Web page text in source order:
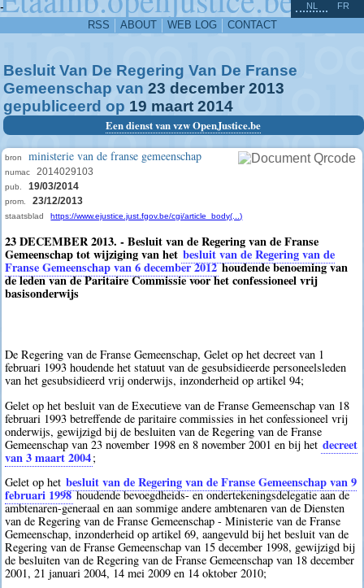
-
RSS ABOUT WEB LOG CONTACT
NL FR
Besluit Van De Regering Van De Franse
Gemeenschap van 23 december 2013
gepubliceerd op 19 maart 2014
Een dienst van vzw OpenJustice.be
bron ministerie van de franse gemeenschap
numac 2014029103
pub. 19/03/2014
prom. 23/12/2013
staatsblad https://www.ejustice.just.fgov.be/cgi/article_body(...)
23 DECEMBER 2013. - Besluit van de Regering van de Franse
Gemeenschap tot wijziging van het besluit van de Regering van de
Franse Gemeenschap van 6 december 2012houdende benoeming van
de leden van de Paritaire Commissie voor het confessioneel vrij
basisonderwijs
De Regering van de Franse Gemeenschap, Gelet op het decreet van 1
februari 1993 houdende het statuut van de gesubsidieerde personeelsleden
van het gesubsidieerd vrij onderwijs, inzonderheid op artikel 94;
Gelet op het besluit van de Executieve van de Franse Gemeenschap van 18
februari 1993 betreffende de paritaire commissies in het confessioneel vrij
onderwijs, gewijzigd bij de besluiten van de Regering van de Franse
Gemeenschap van 23 november 1998 en 8 november 2001 en bij het decreet
van 3 maart 2004;
Gelet op het besluit van de Regering van de Franse Gemeenschap van 9
februari 1998houdende bevoegdheids- en ondertekeningsdelegatie aan de
ambtenaren-generaal en aan sommige andere ambtenaren van de Diensten
van de Regering van de Franse Gemeenschap - Ministerie van de Franse
Gemeenschap, inzonderheid op artikel 69, aangevuld bij het besluit van de
Regering van de Franse Gemeenschap van 15 december 1998, gewijzigd bij
de besluiten van de Regering van de Franse Gemeenschap van 18 december
2001, 21 januari 2004, 14 mei 2009 en 14 oktober 2010;
^